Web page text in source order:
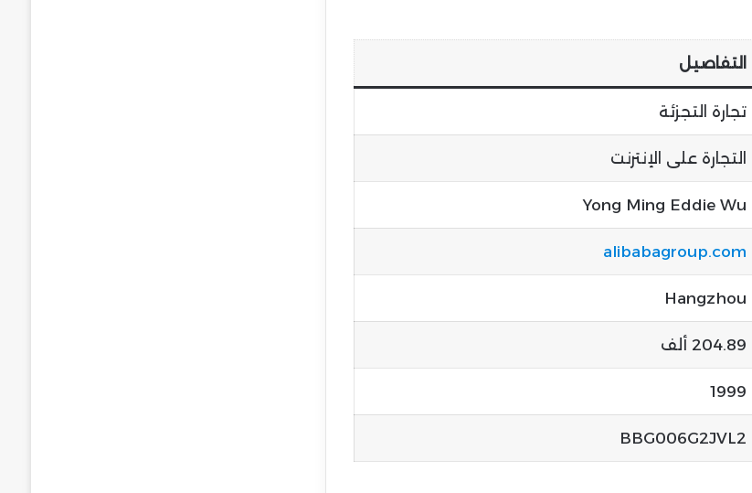
التفاصيل
تجارة التجزئة
التجارة على الإنترنت
Yong Ming Eddie Wu
alibabagroup.com
Hangzhou
204.89 ألف
1999
BBG006G2JVL2